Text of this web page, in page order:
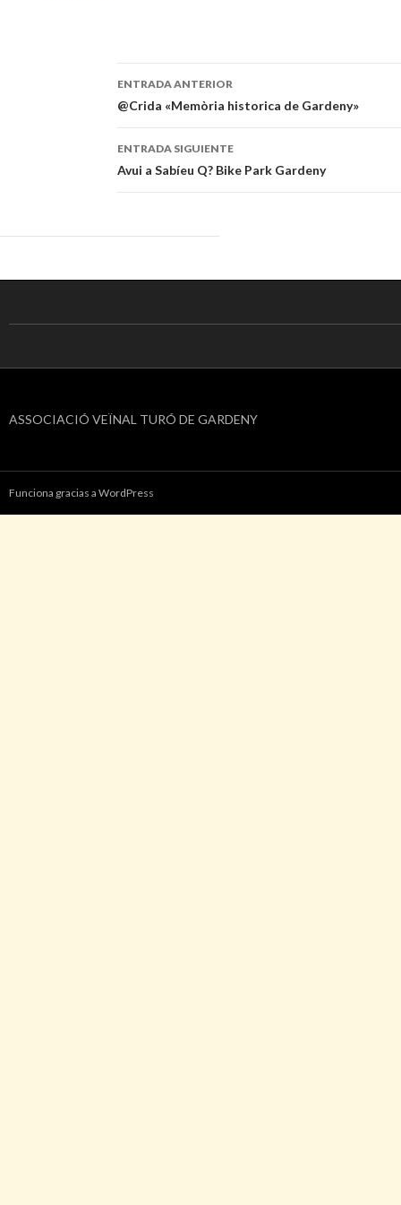
Navegación
de
entradas
ENTRADA ANTERIOR
@Crida «Memòria historica de Gardeny»
ENTRADA SIGUIENTE
Avui a Sabíeu Q? Bike Park Gardeny
ASSOCIACIÓ VEÏNAL TURÓ DE GARDENY
Funciona gracias a WordPress